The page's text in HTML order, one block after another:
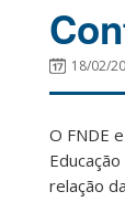
18/02/
O FNDE
relação da